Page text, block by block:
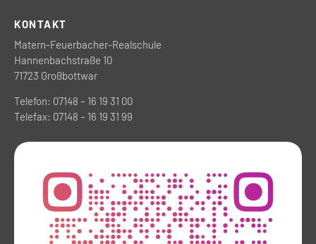
KONTAKT
Matern-Feuerbacher-Realschule
Hannenbachstraße 10
71723 Großbottwar
Telefon: 07148 – 16 19 31 00
Telefax: 07148 – 16 19 31 99